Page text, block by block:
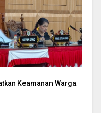
Keamanan Warga